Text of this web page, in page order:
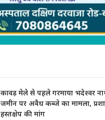
कावड़ मेले से पहले गरमाया भदेश्वर
जमीन पर अवैध कब्जे का मामला,
हस्तक्षेप की मांग